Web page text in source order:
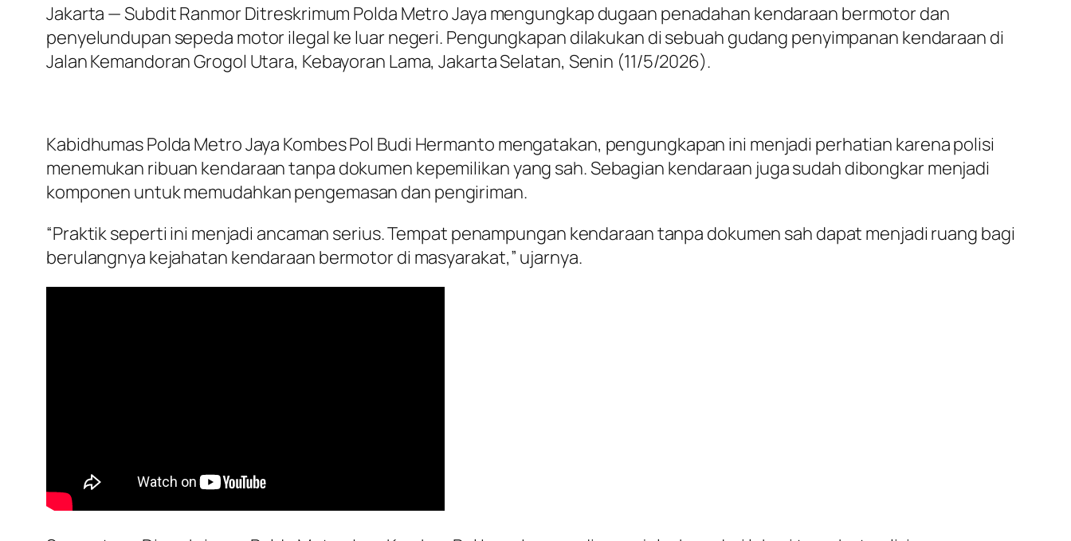
Jakarta — Subdit Ranmor Ditreskrimum Polda Metro Jaya mengungkap dugaan penadahan kendaraan bermotor dan
penyelundupan sepeda motor ilegal ke luar negeri. Pengungkapan dilakukan di sebuah gudang penyimpanan kendaraan di
Jalan Kemandoran Grogol Utara, Kebayoran Lama, Jakarta Selatan, Senin (11/5/2026).
Kabidhumas Polda Metro Jaya Kombes Pol Budi Hermanto mengatakan, pengungkapan ini menjadi perhatian karena polisi
menemukan ribuan kendaraan tanpa dokumen kepemilikan yang sah. Sebagian kendaraan juga sudah dibongkar menjadi
komponen untuk memudahkan pengemasan dan pengiriman.
“Praktik seperti ini menjadi ancaman serius. Tempat penampungan kendaraan tanpa dokumen sah dapat menjadi ruang bagi
berulangnya kejahatan kendaraan bermotor di masyarakat,” ujarnya.